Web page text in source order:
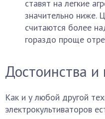
ставят на легкие
значительно ниже.
считаются более
гораздо проще
Достоинства и
Как и у любой другой
электрокультиваторов